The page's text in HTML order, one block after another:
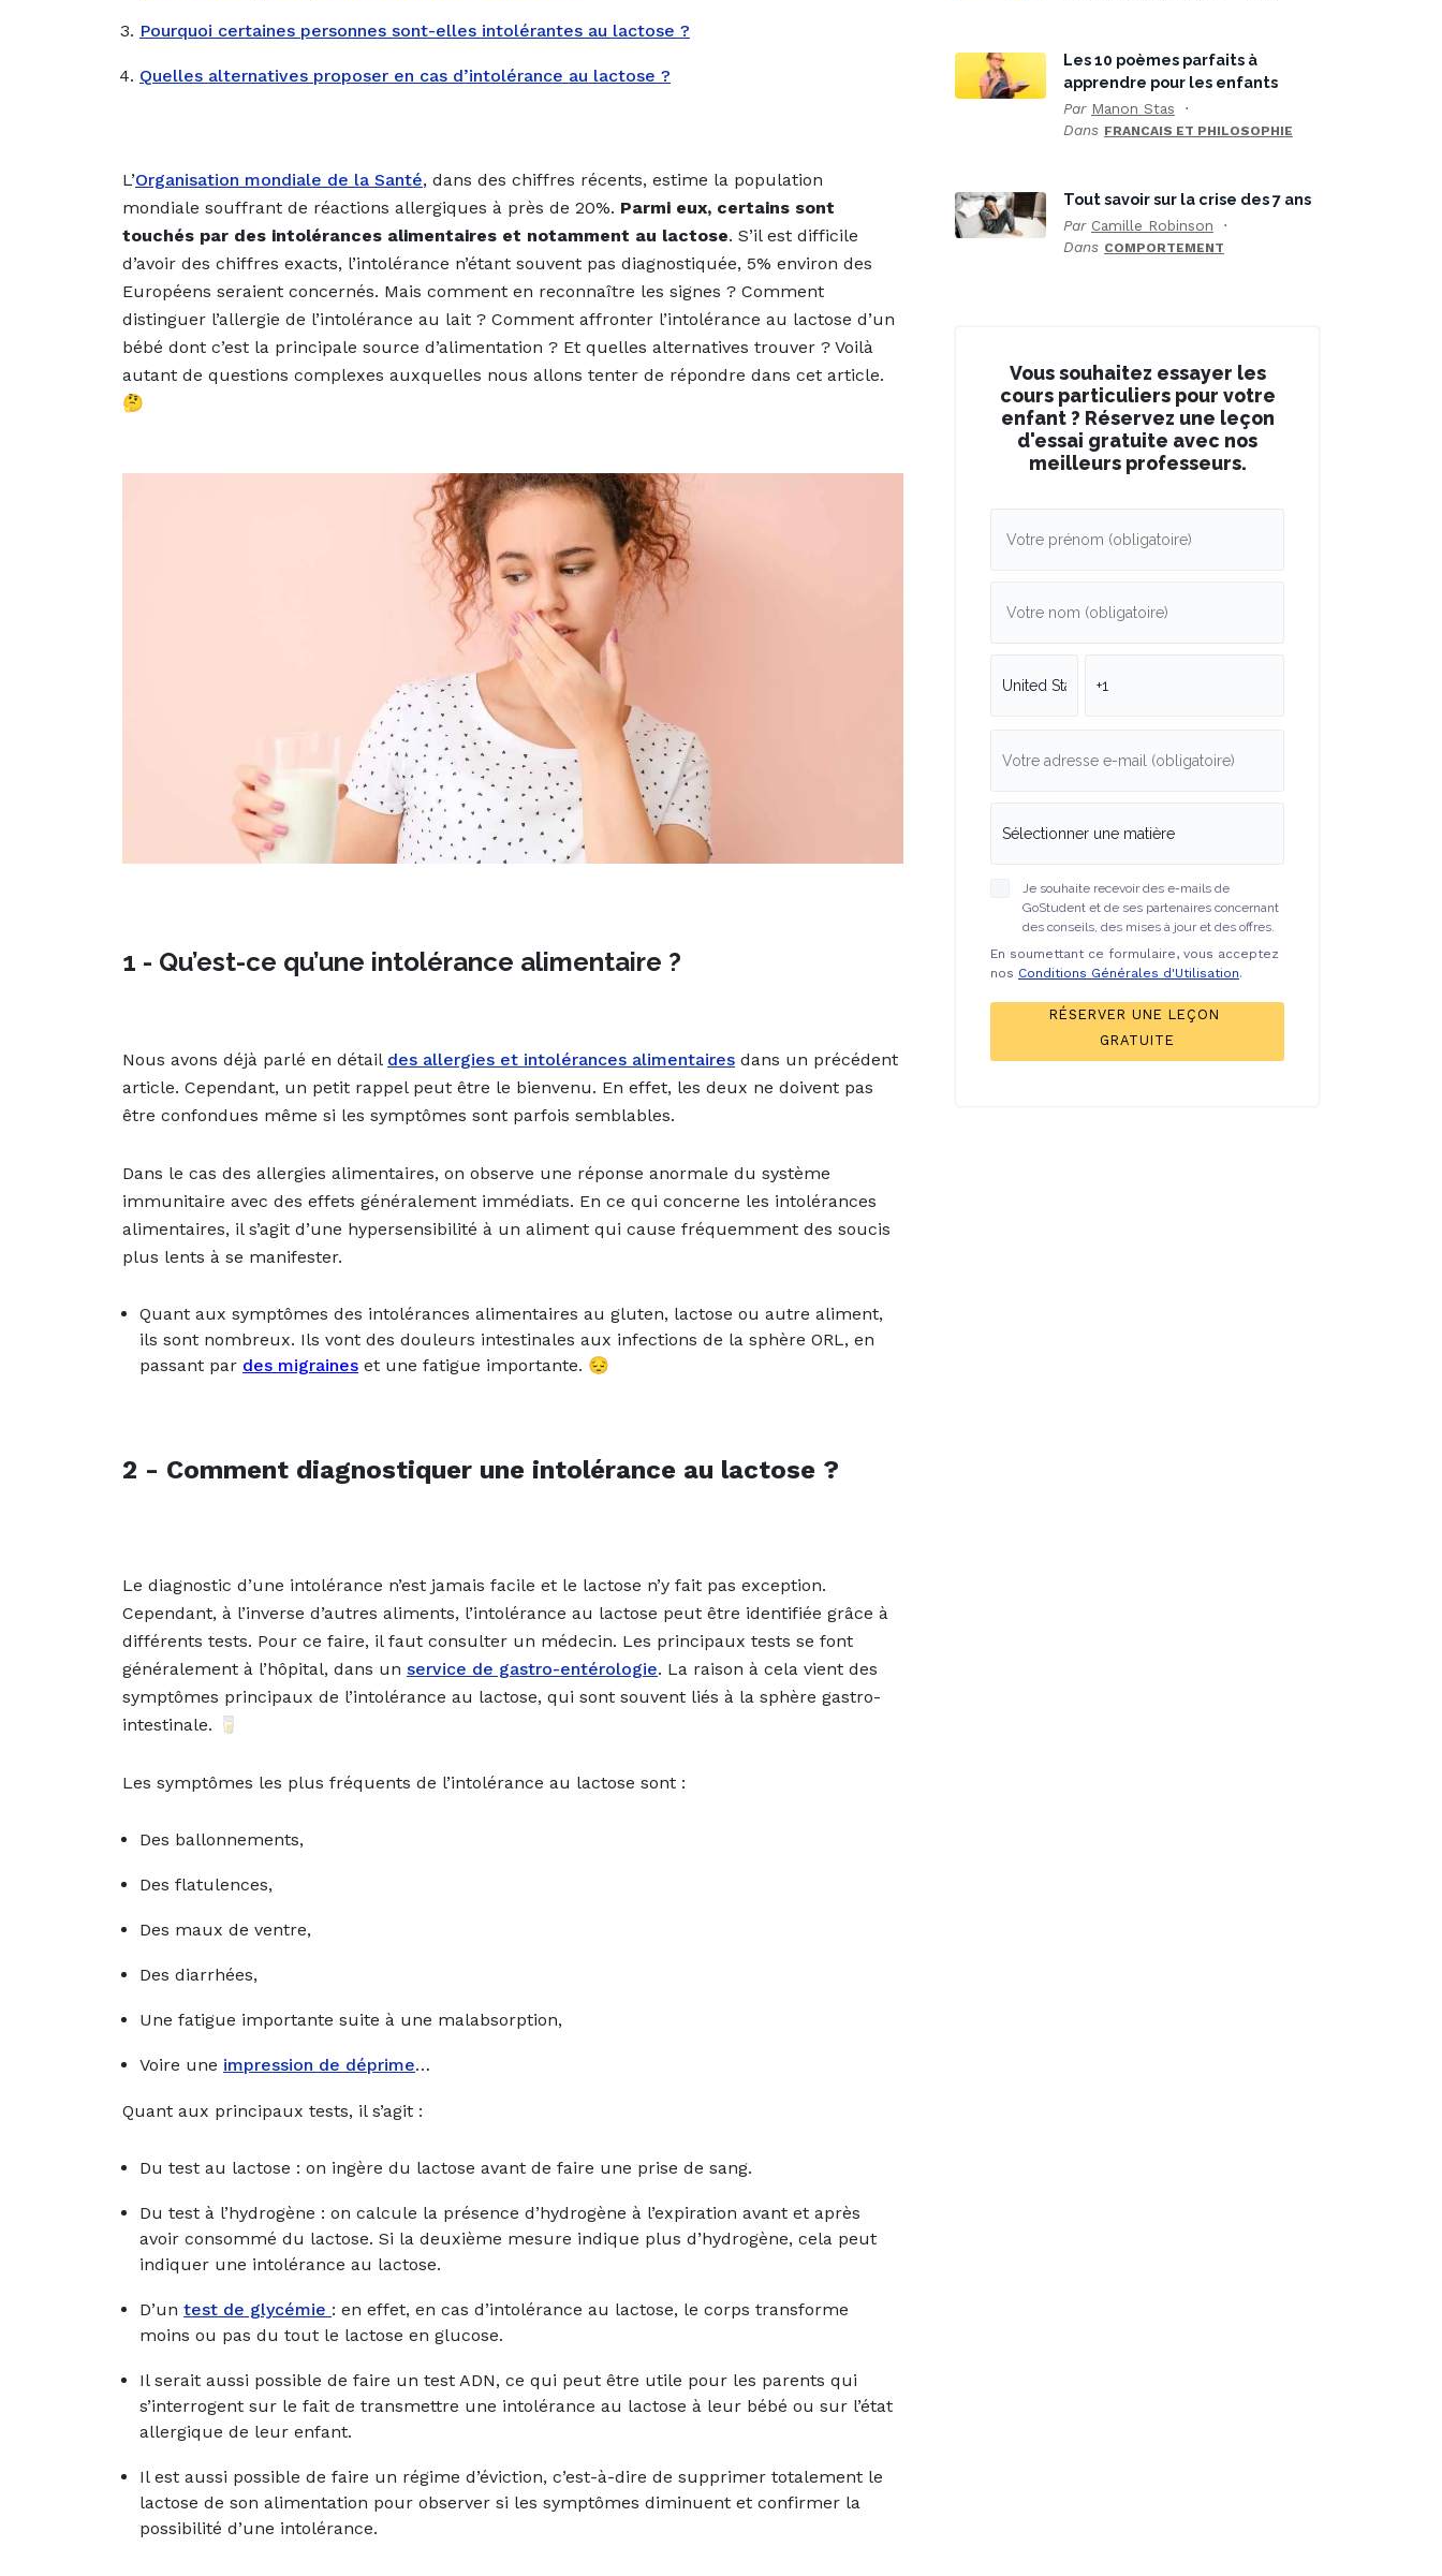
Pourquoi certaines personnes sont-elles intolérantes au lactose ?
Quelles alternatives proposer en cas d’intolérance au lactose ?
L’Organisation mondiale de la Santé, dans des chiffres récents, estime la population
mondiale souffrant de réactions allergiques à près de 20%. Parmi eux, certains sont
touchés par des intolérances alimentaires et notamment au lactose. S’il est difficile
d’avoir des chiffres exacts, l’intolérance n’étant souvent pas diagnostiquée, 5% environ des
Européens seraient concernés. Mais comment en reconnaître les signes ? Comment
distinguer l’allergie de l’intolérance au lait ? Comment affronter l’intolérance au lactose d’un
bébé dont c’est la principale source d’alimentation ? Et quelles alternatives trouver ? Voilà
autant de questions complexes auxquelles nous allons tenter de répondre dans cet article.
🤔
1 - Qu’est-ce qu’une intolérance alimentaire ?
Nous avons déjà parlé en détail des allergies et intolérances alimentaires dans un précédent
article. Cependant, un petit rappel peut être le bienvenu. En effet, les deux ne doivent pas
être confondues même si les symptômes sont parfois semblables.
Dans le cas des allergies alimentaires, on observe une réponse anormale du système
immunitaire avec des effets généralement immédiats. En ce qui concerne les intolérances
alimentaires, il s’agit d’une hypersensibilité à un aliment qui cause fréquemment des soucis
plus lents à se manifester.
Quant aux symptômes des intolérances alimentaires au gluten, lactose ou autre aliment,
ils sont nombreux. Ils vont des douleurs intestinales aux infections de la sphère ORL, en
passant par des migraines et une fatigue importante. 😔
2 - Comment diagnostiquer une intolérance au lactose ?
Le diagnostic d’une intolérance n’est jamais facile et le lactose n’y fait pas exception.
Cependant, à l’inverse d’autres aliments, l’intolérance au lactose peut être identifiée grâce à
différents tests. Pour ce faire, il faut consulter un médecin. Les principaux tests se font
généralement à l’hôpital, dans un service de gastro-entérologie. La raison à cela vient des
symptômes principaux de l’intolérance au lactose, qui sont souvent liés à la sphère gastro-
intestinale. 🥛
Les symptômes les plus fréquents de l’intolérance au lactose sont :
Des ballonnements,
Des flatulences,
Des maux de ventre,
Des diarrhées,
Une fatigue importante suite à une malabsorption,
Voire une impression de déprime…
Quant aux principaux tests, il s’agit :
Du test au lactose : on ingère du lactose avant de faire une prise de sang.
Du test à l’hydrogène : on calcule la présence d’hydrogène à l’expiration avant et après
avoir consommé du lactose. Si la deuxième mesure indique plus d’hydrogène, cela peut
indiquer une intolérance au lactose.
D’un test de glycémie : en effet, en cas d’intolérance au lactose, le corps transforme
moins ou pas du tout le lactose en glucose.
Il serait aussi possible de faire un test ADN, ce qui peut être utile pour les parents qui
s’interrogent sur le fait de transmettre une intolérance au lactose à leur bébé ou sur l’état
allergique de leur enfant.
Il est aussi possible de faire un régime d’éviction, c’est-à-dire de supprimer totalement le
lactose de son alimentation pour observer si les symptômes diminuent et confirmer la
possibilité d’une intolérance.
Les 10 poèmes parfaits à
apprendre pour les enfants
Par Manon Stas
Dans FRANCAIS ET PHILOSOPHIE
Tout savoir sur la crise des 7 ans
Par Camille Robinson
Dans COMPORTEMENT
Vous souhaitez essayer les
cours particuliers pour votre
enfant ? Réservez une leçon
d'essai gratuite avec nos
meilleurs professeurs.
Je souhaite recevoir des e-mails de
GoStudent et de ses partenaires concernant
des conseils, des mises à jour et des offres.
En soumettant ce formulaire, vous acceptez
nos Conditions Générales d'Utilisation.